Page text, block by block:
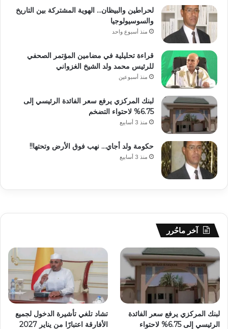
لحراطين والبيظان… الهوية المشتركة بين التاريخ
والسوسيولوجيا
منذ أسبوع واحد
قراءة تحليلية في مضامين المؤتمر الصحفي
للرئيس محمد ولد الشيخ الغزواني
منذ أسبوعين
لبنك المركزي يرفع سعر الفائدة الرئيسي إلى
6.75% لاحتواء التضخم
منذ 3 أسابيع
حكومة ولد أجاي… نهب فوق الأرض وتحتها!!
منذ 3 أسابيع
آخر ماحُرر
لبنك المركزي يرفع سعر الفائدة
الرئيسي إلى 6.75% لاحتواء
تشاد تلغي تأشيرة الدخول لجميع
الأفارقة اعتبارًا من يناير 2027